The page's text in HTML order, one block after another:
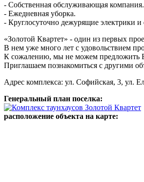
- Собственная обслуживающая компания.
- Ежедневная уборка.
- Круглосуточно дежурящие электрики и
«Золотой Квартет» - один из первых
В нем уже много лет с удовольствием
К сожалению, мы не можем предложить
Приглашаем познакомиться с другими
Адрес комплекса: ул. Софийская, 3, ул.
Генеральный план поселка:
расположение объекта на карте: